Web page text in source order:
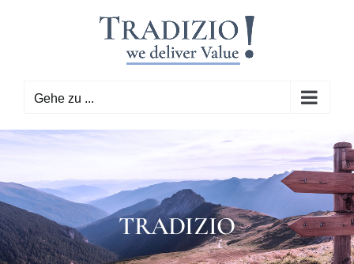
Gehe zu ...
TRADIZIO